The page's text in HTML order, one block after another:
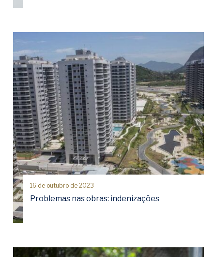
16 de outubro de 2023
Problemas nas obras: indenizações